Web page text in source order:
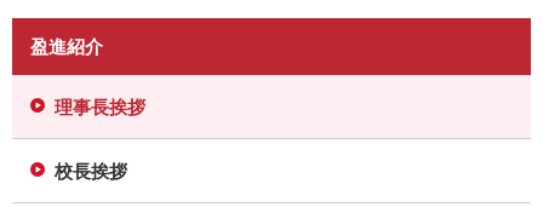
盈進紹介
理事長挨拶
校長挨拶